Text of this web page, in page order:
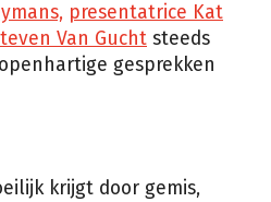
presentatrice Kat
Van Gucht steeds
gesprekken
krijgt door gemis,